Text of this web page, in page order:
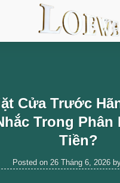
Cửa Trước
Trong Phân
Tiền?
Posted on 26 Tháng 6, 2026